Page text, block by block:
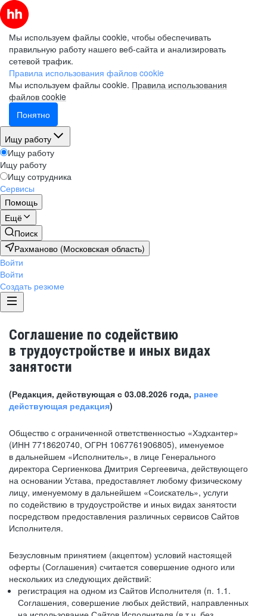
Мы используем файлы cookie, чтобы обеспечивать
правильную работу нашего веб-сайта и анализировать
сетевой трафик.
Правила использования файлов cookie
Мы используем файлы cookie. Правила использования
файлов cookie
Понятно
Ищу работу
Ищу работу
Ищу работу
Ищу сотрудника
Сервисы
Помощь
Ещё
Поиск
Рахманово (Московская область)
Войти
Войти
Создать резюме
Соглашение по содействию
в трудоустройстве и иных видах
занятости
(Редакция, действующая с 03.08.2026 года, ранее
действующая редакция)
Общество с ограниченной ответственностью «Хэдхантер»
(ИНН 7718620740, ОГРН 1067761906805), именуемое
в дальнейшем «Исполнитель», в лице Генерального
директора Сергиенкова Дмитрия Сергеевича, действующего
на основании Устава, предоставляет любому физическому
лицу, именуемому в дальнейшем «Соискатель», услуги
по содействию в трудоустройстве и иных видах занятости
посредством предоставления различных сервисов Сайтов
Исполнителя.
Безусловным принятием (акцептом) условий настоящей
оферты (Соглашения) считается совершение одного или
нескольких из следующих действий:
регистрация на одном из Сайтов Исполнителя (п. 1.1.
Соглашения, совершение любых действий, направленных